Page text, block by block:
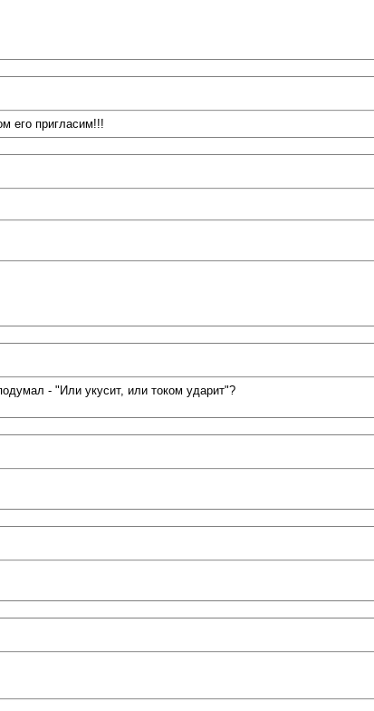
его пригласим!!!
- "Или укусит, или током ударит"?